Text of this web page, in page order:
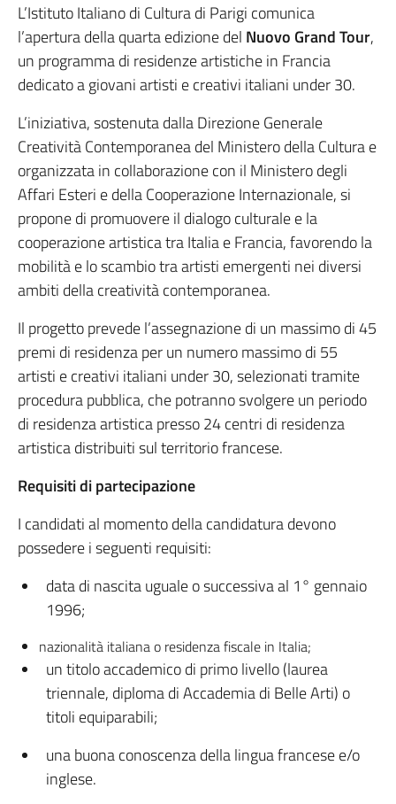
L’Istituto Italiano di Cultura di Parigi comunica
l’apertura della quarta edizione del Nuovo Grand Tour,
un programma di residenze artistiche in Francia
dedicato a giovani artisti e creativi italiani under 30.
L’iniziativa, sostenuta dalla Direzione Generale
Creatività Contemporanea del Ministero della Cultura e
organizzata in collaborazione con il Ministero degli
Affari Esteri e della Cooperazione Internazionale, si
propone di promuovere il dialogo culturale e la
cooperazione artistica tra Italia e Francia, favorendo la
mobilità e lo scambio tra artisti emergenti nei diversi
ambiti della creatività contemporanea.
Il progetto prevede l’assegnazione di un massimo di 45
premi di residenza per un numero massimo di 55
artisti e creativi italiani under 30, selezionati tramite
procedura pubblica, che potranno svolgere un periodo
di residenza artistica presso 24 centri di residenza
artistica distribuiti sul territorio francese.
Requisiti di partecipazione
I candidati al momento della candidatura devono
possedere i seguenti requisiti:
data di nascita uguale o successiva al 1° gennaio
1996;
nazionalità italiana o residenza fiscale in Italia;
un titolo accademico di primo livello (laurea
triennale, diploma di Accademia di Belle Arti) o
titoli equiparabili;
una buona conoscenza della lingua francese e/o
inglese.